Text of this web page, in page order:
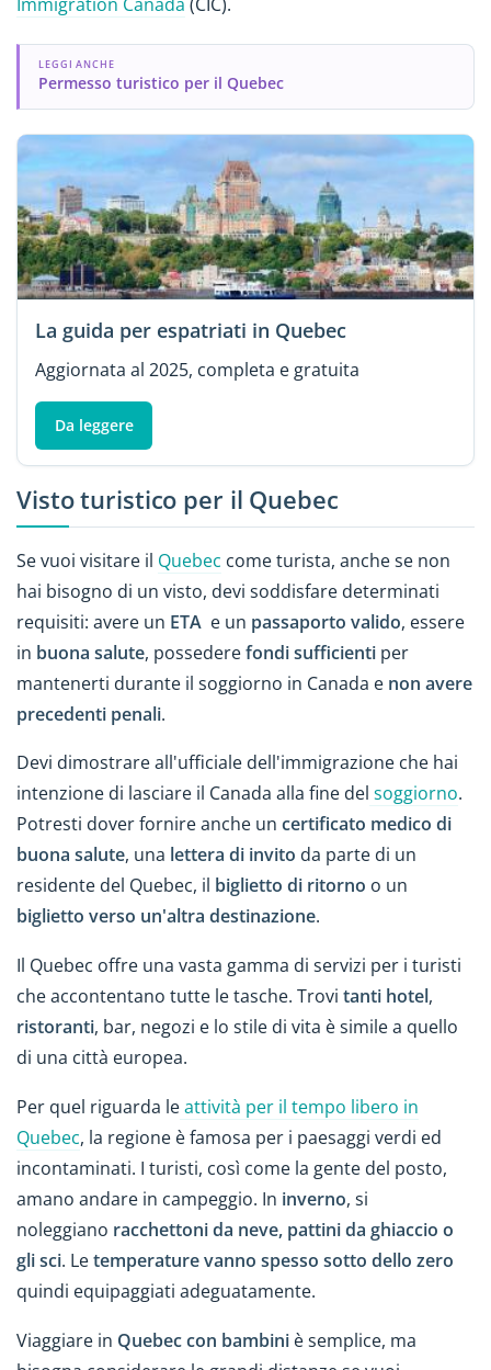
LEGGI ANCHE
Permesso turistico per il Quebec
La guida per espatriati in Quebec
Aggiornata al 2025, completa e gratuita
Da leggere
Visto turistico per il Quebec
Se vuoi visitare il Quebec come turista, anche se non
hai bisogno di un visto, devi soddisfare determinati
requisiti: avere un ETA e un passaporto valido, essere
in buona salute, possederefondi sufficienti per
mantenerti durante il soggiorno in Canada e non avere
precedenti penali.
Devi dimostrare all'ufficiale dell'immigrazione che hai
intenzione di lasciare il Canada alla fine del soggiorno.
Potresti dover fornire anche un certificato medico di
buona salute, una lettera di invito da parte di un
residente del Quebec, il biglietto di ritorno o un
biglietto verso un'altra destinazione.
Il Quebec offre una vasta gamma di servizi per i turisti
che accontentano tutte le tasche. Trovi tanti hotel,
ristoranti, bar, negozi e lo stile di vita è simile a quello
di una città europea.
Per quel riguarda leattività per il tempo libero in
Quebec, la regione è famosa per i paesaggi verdi ed
incontaminati. I turisti, così come la gente del posto,
amano andare in campeggio. In inverno, si
noleggiano racchettoni da neve, pattini da ghiaccio o
gli sci. Letemperature vanno spesso sotto dello zero
quindi equipaggiati adeguatamente.
Viaggiare in Quebec con bambini è semplice, ma